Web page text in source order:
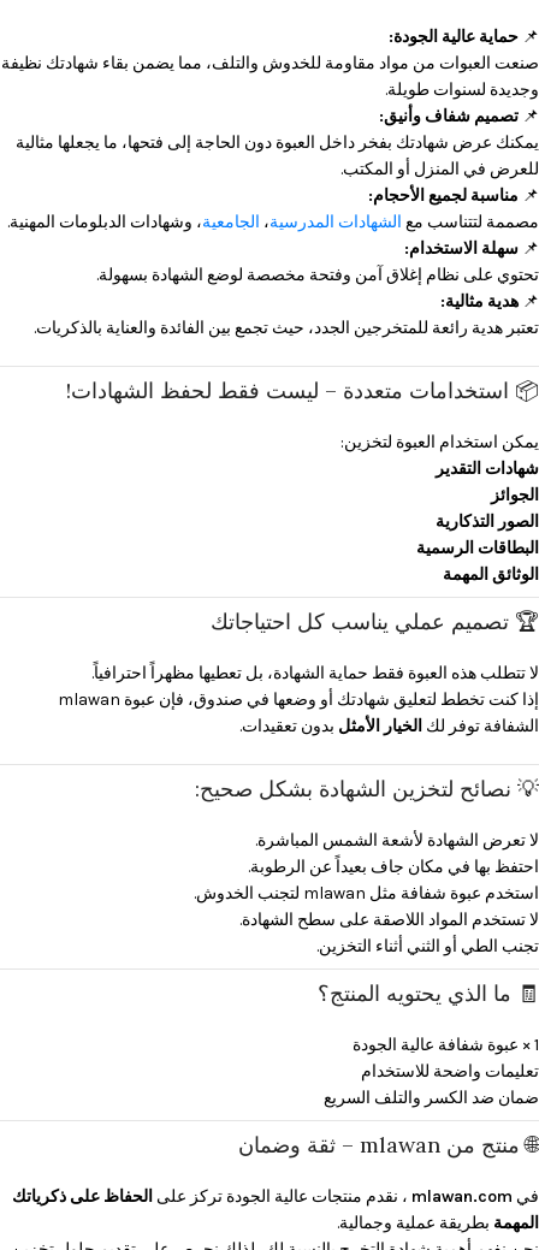
📌 حماية عالية الجودة:
صنعت العبوات من مواد مقاومة للخدوش والتلف، مما يضمن بقاء شهادتك نظيفة
وجديدة لسنوات طويلة.
📌 تصميم شفاف وأنيق:
يمكنك عرض شهادتك بفخر داخل العبوة دون الحاجة إلى فتحها، ما يجعلها مثالية
للعرض في المنزل أو المكتب.
📌 مناسبة لجميع الأحجام:
مصممة لتتناسب مع الشهادات المدرسية، الجامعية، وشهادات الدبلومات المهنية.
📌 سهلة الاستخدام:
تحتوي على نظام إغلاق آمن وفتحة مخصصة لوضع الشهادة بسهولة.
📌 هدية مثالية:
تعتبر هدية رائعة للمتخرجين الجدد، حيث تجمع بين الفائدة والعناية بالذكريات.
📦 استخدامات متعددة – ليست فقط لحفظ الشهادات!
يمكن استخدام العبوة لتخزين:
شهادات التقدير
الجوائز
الصور التذكارية
البطاقات الرسمية
الوثائق المهمة
🏆 تصميم عملي يناسب كل احتياجاتك
لا تتطلب هذه العبوة فقط حماية الشهادة، بل تعطيها مظهراً احترافياً.
إذا كنت تخطط لتعليق شهادتك أو وضعها في صندوق، فإن عبوة mlawan
الشفافة توفر لك الخيار الأمثل بدون تعقيدات.
💡 نصائح لتخزين الشهادة بشكل صحيح:
لا تعرض الشهادة لأشعة الشمس المباشرة.
احتفظ بها في مكان جاف بعيداً عن الرطوبة.
استخدم عبوة شفافة مثل mlawan لتجنب الخدوش.
لا تستخدم المواد اللاصقة على سطح الشهادة.
تجنب الطي أو الثني أثناء التخزين.
🧾 ما الذي يحتويه المنتج؟
1 × عبوة شفافة عالية الجودة
تعليمات واضحة للاستخدام
ضمان ضد الكسر والتلف السريع
🌐 منتج من mlawan – ثقة وضمان
في mlawan.com ، نقدم منتجات عالية الجودة تركز على الحفاظ على ذكرياتك
المهمة بطريقة عملية وجمالية.